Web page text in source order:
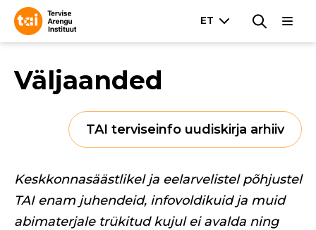
Väljaanded
TAI terviseinfo uudiskirja arhiiv
Keskkonnasäästlikel ja eelarvelistel põhjustel
TAI enam juhendeid, infovoldikuid ja muid
abimaterjale trükitud kujul ei avalda ning